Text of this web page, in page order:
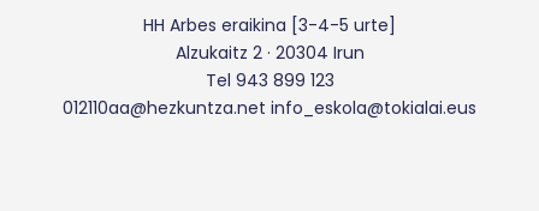
HH Arbes eraikina [3-4-5 urte]
Alzukaitz 2 · 20304 Irun
Tel 943 899 123
012110aa@hezkuntza.net info_eskola@tokialai.eus